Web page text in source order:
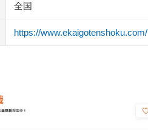
全国
https://www.ekaigotenshoku.com/